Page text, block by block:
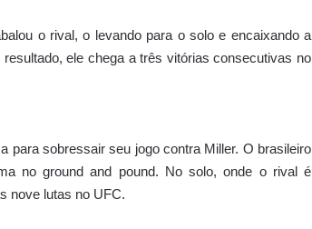
o rival, o levando para o solo e encaixando a
ele chega a três vitórias consecutivas no
para sobressair seu jogo contra Miller. O brasileiro
no ground and pound. No solo, onde o rival é
nove lutas no UFC.